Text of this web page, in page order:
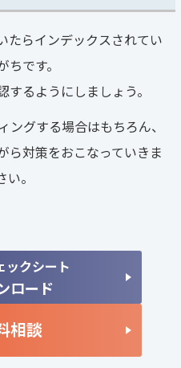
たらインデックスされてい
です。
るようにしましょう。
ングする場合はもちろん、
ら対策をおこなっていきま
。
ックシート
ロード
相談